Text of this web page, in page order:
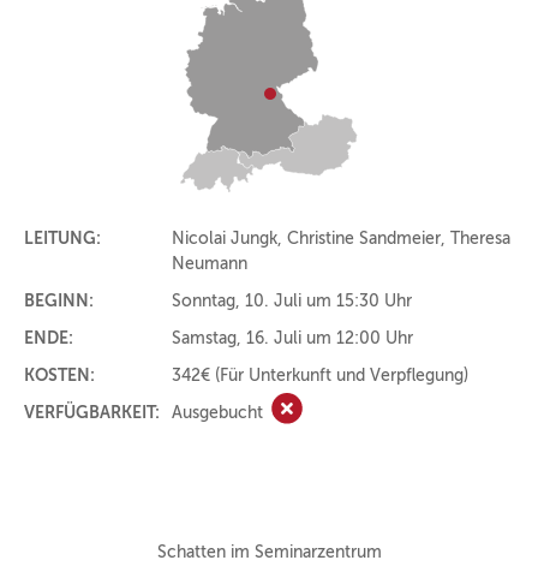
LEITUNG:
Nicolai Jungk, Christine Sandmeier, Theresa
Neumann
BEGINN:
Sonntag, 10. Juli um 15:30 Uhr
ENDE:
Samstag, 16. Juli um 12:00 Uhr
KOSTEN:
342€ (Für Unterkunft und Verpflegung)
VERFÜGBARKEIT:
Ausgebucht Ausgebucht
Schatten im Seminarzentrum